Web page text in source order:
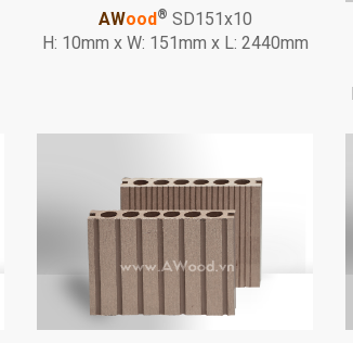
AWood® SD151x10
H: 10mm x W: 151mm x L: 2440mm